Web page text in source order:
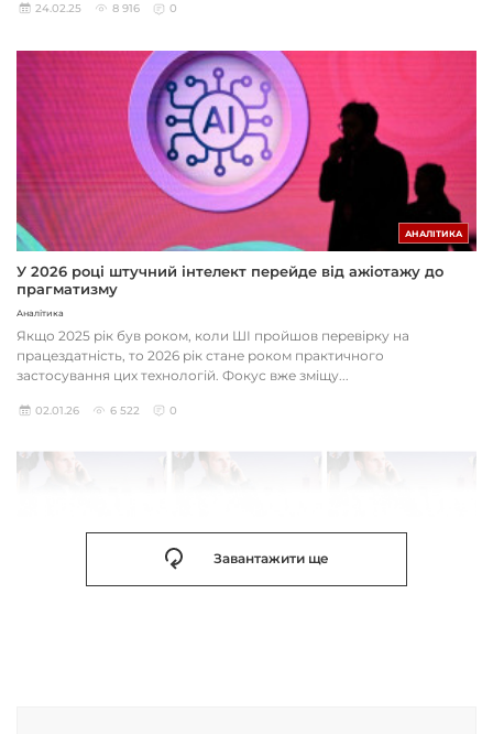
24.02.25 8 916 0
АНАЛІТИКА
У 2026 році штучний інтелект перейде від ажіотажу до
прагматизму
Аналітика
Якщо 2025 рік був роком, коли ШІ пройшов перевірку на
працездатність, то 2026 рік стане роком практичного
застосування цих технологій. Фокус вже зміщу...
02.01.26 6 522 0
Завантажити ще